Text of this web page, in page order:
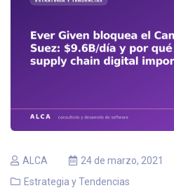
ALCA
24 de marzo, 2021
Estrategia y Tendencias